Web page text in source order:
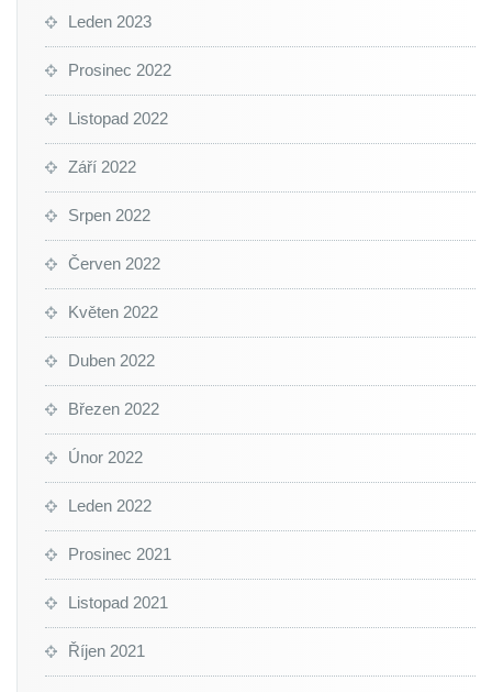
Leden 2023
Prosinec 2022
Listopad 2022
Září 2022
Srpen 2022
Červen 2022
Květen 2022
Duben 2022
Březen 2022
Únor 2022
Leden 2022
Prosinec 2021
Listopad 2021
Říjen 2021